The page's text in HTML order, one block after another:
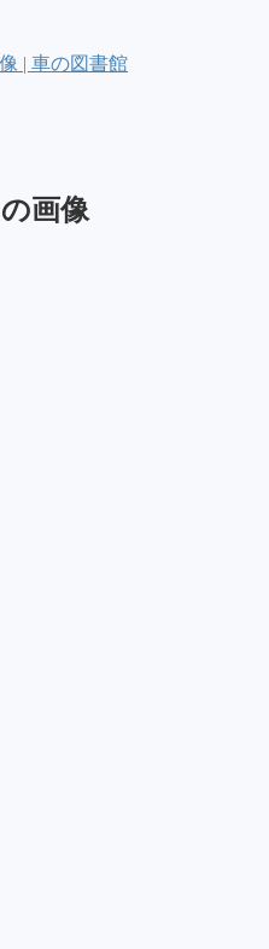
| 車の図書館
画像